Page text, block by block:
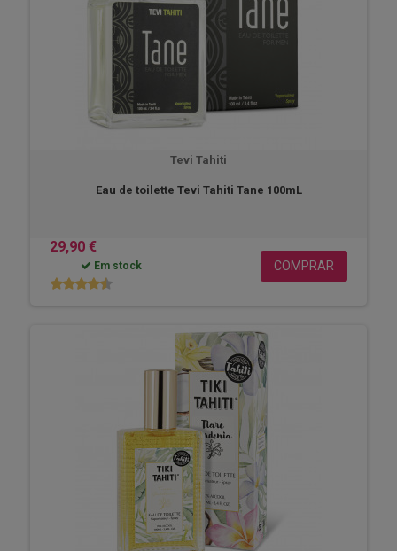
Tevi Tahiti
Eau de toilette Tevi Tahiti Tane 100mL
29,90 €
Em stock COMPRAR